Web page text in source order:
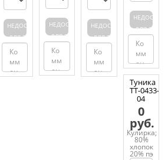
НЕДОСТУПЕН
ДЛЯ ЗАКАЗА
НЕДОСТУПЕН
ДЛЯ ЗАКАЗА
НЕДОСТУПЕН
ДЛЯ ЗАКАЗА
ДЛЯ
Туника
ТТ-0433-
04
0
руб.
Кулирка;
80%
хлопок
20% пэ